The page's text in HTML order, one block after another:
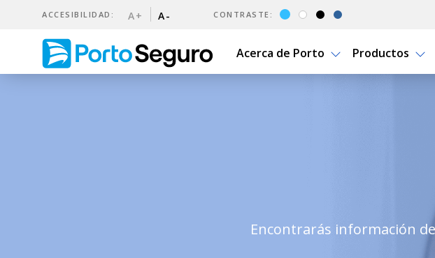
ACCESIBILIDAD: A+ A- CONTRASTE:
Acerca de Porto Productos
5 razones para asegurar tu apartamento
Encontrarás información